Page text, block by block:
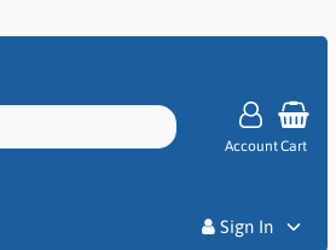
AccountCart
Sign In